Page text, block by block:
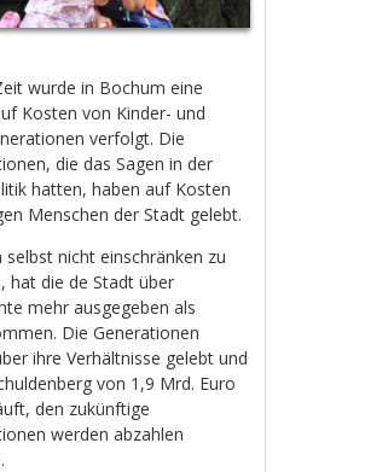
wurde in Bochum eine
Kosten von Kinder- und
verfolgt. Die
die das Sagen in der
hatten, haben auf Kosten
Menschen der Stadt gelebt.
selbst nicht einschränken zu
hat die de Stadt über
mehr ausgegeben als
Die Generationen
ihre Verhältnisse gelebt und
von 1,9 Mrd. Euro
den zukünftige
werden abzahlen